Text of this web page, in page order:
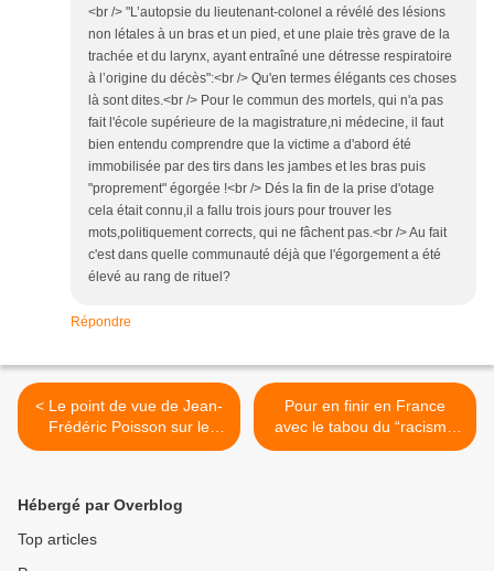
<br /> "L’autopsie du lieutenant-colonel a révélé des lésions
non létales à un bras et un pied, et une plaie très grave de la
trachée et du larynx, ayant entraîné une détresse respiratoire
à l’origine du décès":<br /> Qu'en termes élégants ces choses
là sont dites.<br /> Pour le commun des mortels, qui n'a pas
fait l'école supérieure de la magistrature,ni médecine, il faut
bien entendu comprendre que la victime a d'abord été
immobilisée par des tirs dans les jambes et les bras puis
"proprement" égorgée !<br /> Dés la fin de la prise d'otage
cela était connu,il a fallu trois jours pour trouver les
mots,politiquement corrects, qui ne fâchent pas.<br /> Au fait
c'est dans quelle communauté déjà que l'égorgement a été
élevé au rang de rituel?
Répondre
< Le point de vue de Jean-
Frédéric Poisson sur le
Salafisme .
Pour en finir en France
avec le tabou du “racisme
anti-blanc” >
Hébergé par Overblog
Top articles